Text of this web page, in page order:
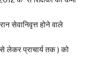
सेवानिवृत्त होने वाले
लेकर प्राचार्य तक ) को